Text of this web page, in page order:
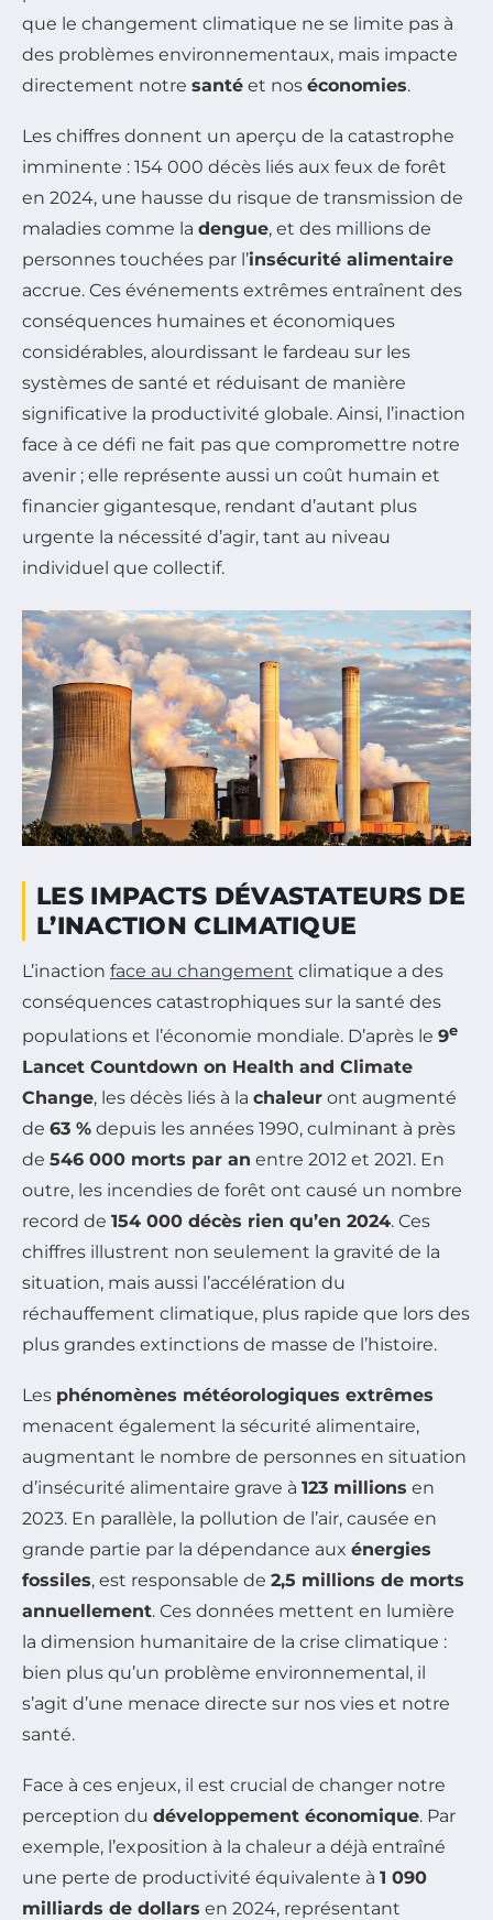
que le changement climatique ne se limite pas à
des problèmes environnementaux, mais impacte
directement notre santé et nos économies.
Les chiffres donnent un aperçu de la catastrophe
imminente : 154 000 décès liés aux feux de forêt
en 2024, une hausse du risque de transmission de
maladies comme la dengue, et des millions de
personnes touchées par l’insécurité alimentaire
accrue. Ces événements extrêmes entraînent des
conséquences humaines et économiques
considérables, alourdissant le fardeau sur les
systèmes de santé et réduisant de manière
significative la productivité globale. Ainsi, l’inaction
face à ce défi ne fait pas que compromettre notre
avenir ; elle représente aussi un coût humain et
financier gigantesque, rendant d’autant plus
urgente la nécessité d’agir, tant au niveau
individuel que collectif.
LES IMPACTS DÉVASTATEURS DE
L’INACTION CLIMATIQUE
L’inaction face au changement climatique a des
conséquences catastrophiques sur la santé des
populations et l’économie mondiale. D’après le 9e
Lancet Countdown on Health and Climate
Change, les décès liés à la chaleur ont augmenté
de 63 % depuis les années 1990, culminant à près
de 546 000 morts par an entre 2012 et 2021. En
outre, les incendies de forêt ont causé un nombre
record de 154 000 décès rien qu’en 2024. Ces
chiffres illustrent non seulement la gravité de la
situation, mais aussi l’accélération du
réchauffement climatique, plus rapide que lors des
plus grandes extinctions de masse de l’histoire.
Les phénomènes météorologiques extrêmes
menacent également la sécurité alimentaire,
augmentant le nombre de personnes en situation
d’insécurité alimentaire grave à 123 millions en
2023. En parallèle, la pollution de l’air, causée en
grande partie par la dépendance aux énergies
fossiles, est responsable de 2,5 millions de morts
annuellement. Ces données mettent en lumière
la dimension humanitaire de la crise climatique :
bien plus qu’un problème environnemental, il
s’agit d’une menace directe sur nos vies et notre
santé.
Face à ces enjeux, il est crucial de changer notre
perception du développement économique. Par
exemple, l’exposition à la chaleur a déjà entraîné
une perte de productivité équivalente à 1 090
milliards de dollars en 2024, représentant